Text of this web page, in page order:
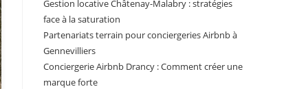
Gestion locative Châtenay-Malabry : stratégies
face à la saturation
Partenariats terrain pour conciergeries Airbnb à
Gennevilliers
Conciergerie Airbnb Drancy : Comment créer une
marque forte